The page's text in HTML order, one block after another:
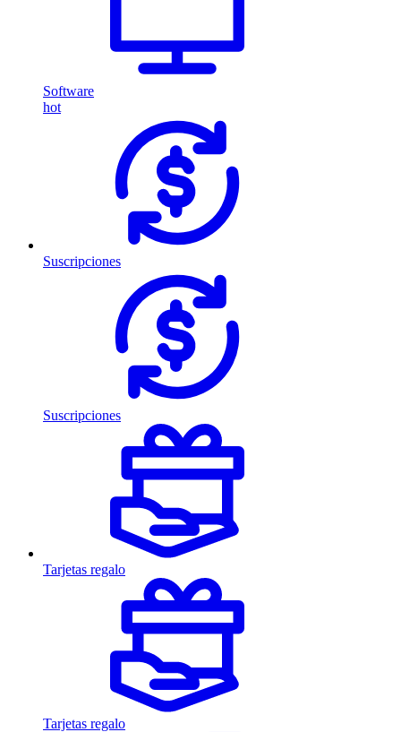
Software
hot
Suscripciones
Suscripciones
Tarjetas regalo
Tarjetas regalo